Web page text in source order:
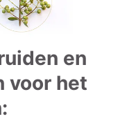
en
voor het